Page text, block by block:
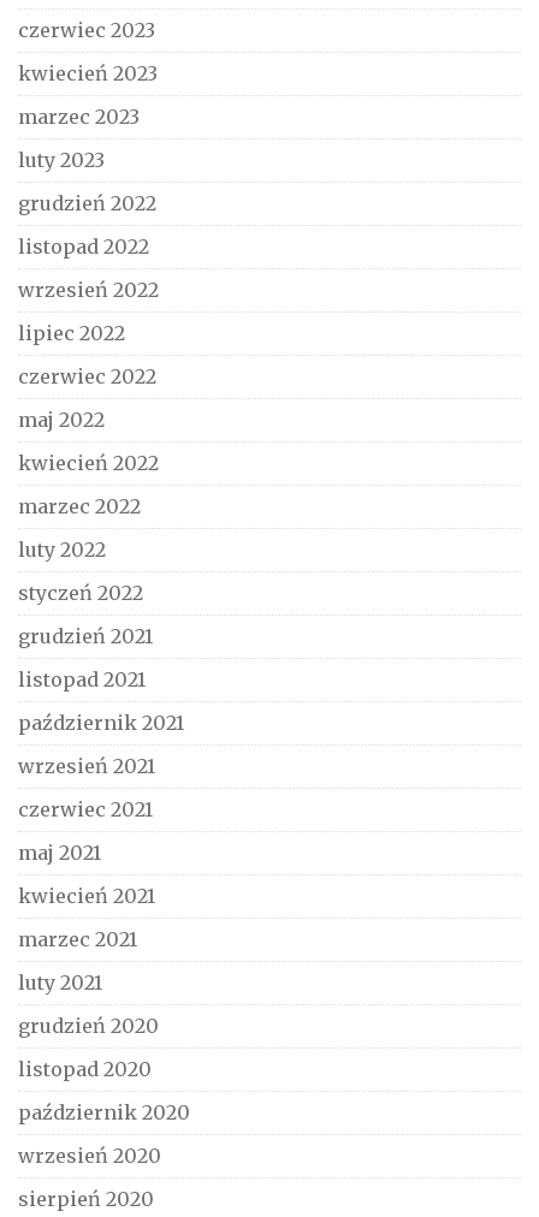
czerwiec 2023
kwiecień 2023
marzec 2023
luty 2023
grudzień 2022
listopad 2022
wrzesień 2022
lipiec 2022
czerwiec 2022
maj 2022
kwiecień 2022
marzec 2022
luty 2022
styczeń 2022
grudzień 2021
listopad 2021
październik 2021
wrzesień 2021
czerwiec 2021
maj 2021
kwiecień 2021
marzec 2021
luty 2021
grudzień 2020
listopad 2020
październik 2020
wrzesień 2020
sierpień 2020